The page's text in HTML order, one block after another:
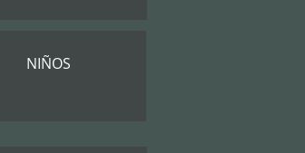
NIÑOS